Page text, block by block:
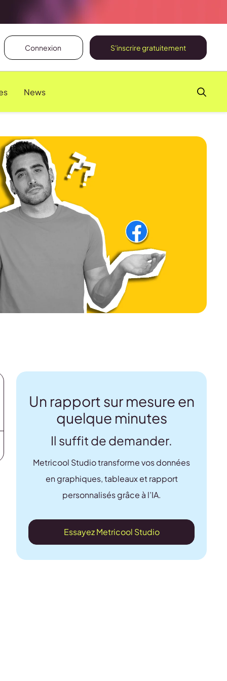
Connexion S'inscrire gratuitement
News
Un rapport sur mesure en
quelque minutes
Il suffit de demander.
Metricool Studio transforme vos données
en graphiques, tableaux et rapport
personnalisés grâce à l’IA.
Essayez Metricool Studio